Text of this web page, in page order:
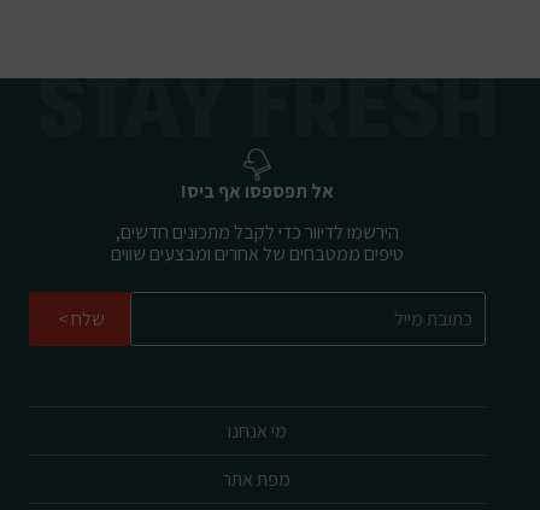
מי אנחנו
מפת אתר
אל תפספסו אף ביס!
הירשמו לדיוור כדי לקבל מתכונים חדשים,
טיפים ממטבחים של אחרים ומבצעים שווים
שלח